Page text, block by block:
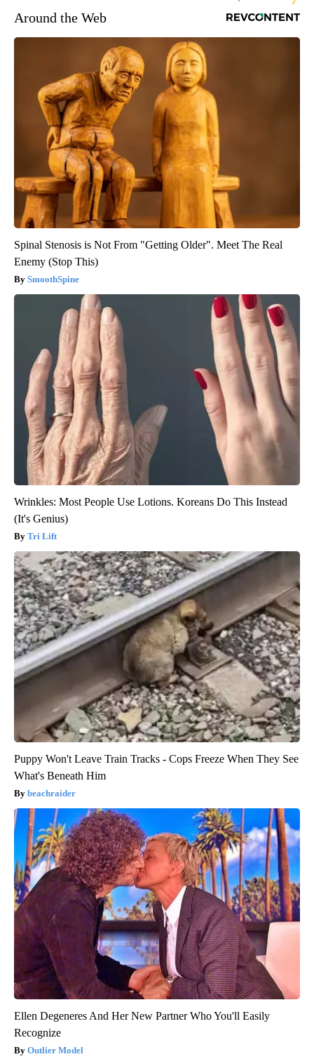
Around the Web
Spinal Stenosis is Not From "Getting Older". Meet The Real
Enemy (Stop This)
SmoothSpine
Wrinkles: Most People Use Lotions. Koreans Do This Instead
(It's Genius)
Tri Lift
Puppy Won't Leave Train Tracks - Cops Freeze When They See
What's Beneath Him
beachraider
Ellen Degeneres And Her New Partner Who You'll Easily
Recognize
Outlier Model